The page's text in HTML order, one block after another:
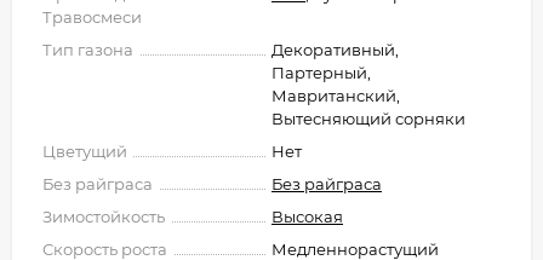
Травосмеси
Тип газона
Декоративный,
Партерный,
Мавританский,
Вытесняющий сорняки
Цветущий
Нет
Без райграса
Без райграса
Зимостойкость
Высокая
Скорость роста
Медленнорастущий